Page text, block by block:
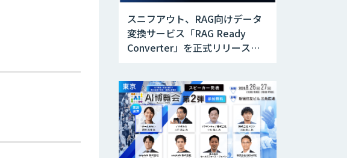
スニフアウト、RAG向けデータ
変換サービス「RAG Ready
Converter」を正式リリース。